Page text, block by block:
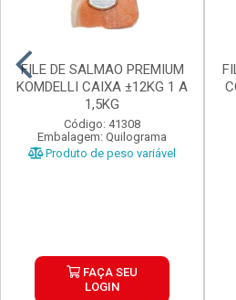
FILE DE SALMAO PREMIUM
KOMDELLI CAIXA ±12KG 1 A
1,5KG
Código: 41308
Embalagem: Quilograma
Produto de peso variável
FAÇA SEU
LOGIN